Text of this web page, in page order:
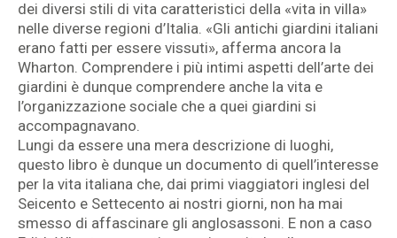
dei diversi stili di vita caratteristici della «vita in villa»
nelle diverse regioni d’Italia. «Gli antichi giardini italiani
erano fatti per essere vissuti», afferma ancora la
Wharton. Comprendere i più intimi aspetti dell’arte dei
giardini è dunque comprendere anche la vita e
l’organizzazione sociale che a quei giardini si
accompagnavano.
Lungi da essere una mera descrizione di luoghi,
questo libro è dunque un documento di quell’interesse
per la vita italiana che, dai primi viaggiatori inglesi del
Seicento e Settecento ai nostri giorni, non ha mai
smesso di affascinare gli anglosassoni. E non a caso